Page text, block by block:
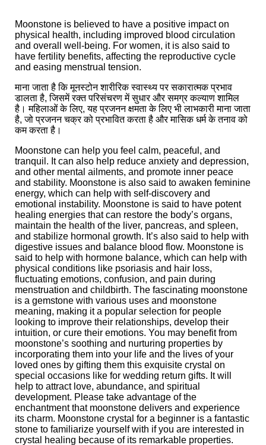
Moonstone is believed to have a positive impact on
physical health, including improved blood circulation
and overall well-being. For women, it is also said to
have fertility benefits, affecting the reproductive cycle
and easing menstrual tension.
माना जाता है कि मूनस्टोन शारीरिक स्वास्थ्य पर सकारात्मक प्रभाव
डालता है, जिसमें रक्त परिसंचरण में सुधार और समग्र कल्याण शामिल
है। महिलाओं के लिए, यह प्रजनन क्षमता के लिए भी लाभकारी माना जाता
है, जो प्रजनन चक्र को प्रभावित करता है और मासिक धर्म के तनाव को
कम करता है।
Moonstone can help you feel calm, peaceful, and
tranquil. It can also help reduce anxiety and depression,
and other mental ailments, and promote inner peace
and stability. Moonstone is also said to awaken feminine
energy, which can help with self-discovery and
emotional instability. Moonstone is said to have potent
healing energies that can restore the body’s organs,
maintain the health of the liver, pancreas, and spleen,
and stabilize hormonal growth. It’s also said to help with
digestive issues and balance blood flow. Moonstone is
said to help with hormone balance, which can help with
physical conditions like psoriasis and hair loss,
fluctuating emotions, confusion, and pain during
menstruation and childbirth. The fascinating moonstone
is a gemstone with various uses and moonstone
meaning, making it a popular selection for people
looking to improve their relationships, develop their
intuition, or cure their emotions. You may benefit from
moonstone’s soothing and nurturing properties by
incorporating them into your life and the lives of your
loved ones by gifting them this exquisite crystal on
special occasions like for wedding return gifts. It will
help to attract love, abundance, and spiritual
development. Please take advantage of the
enchantment that moonstone delivers and experience
its charm. Moonstone crystal for a beginner is a fantastic
stone to familiarize yourself with if you are interested in
crystal healing because of its remarkable properties.